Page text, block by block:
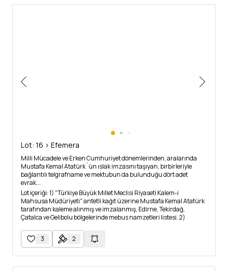
Lot: 16 > Efemera
Milli Mücadele ve Erken Cumhuriyet dönemlerinden, aralarında
Mustafa Kemal Atatürk´ün ıslak imzasını taşıyan, birbirleriyle
bağlantılı telgrafname ve mektubun da bulunduğu dört adet
evrak...
Lot içeriği: 1) "Türkiye Büyük Millet Meclisi Riyaseti Kalem-i
Mahsusa Müdüriyeti" antetli kağıt üzerine Mustafa Kemal Atatürk
tarafından kaleme alınmış ve imzalanmış, Edirne, Tekirdağ,
Çatalca ve Gelibolu bölgelerinde mebus namzetleri listesi. 2)
´nda mebus namzeti olarak Cafer Tayyar Bey´in seçildiğini bildiren
tebrik telgrafnamesi. 3) İstanbul Telgraf Merkezleri´ne gönderilen,
Edirne Mebusu Cafer Tayyar Bey´in Mustafa Kemal Atatürk´e
göndereceği telgraflardan ücret alınmaması gerektiğine dair
evrak. 4) Telgrafa ait şifre dokümanı.
3 2